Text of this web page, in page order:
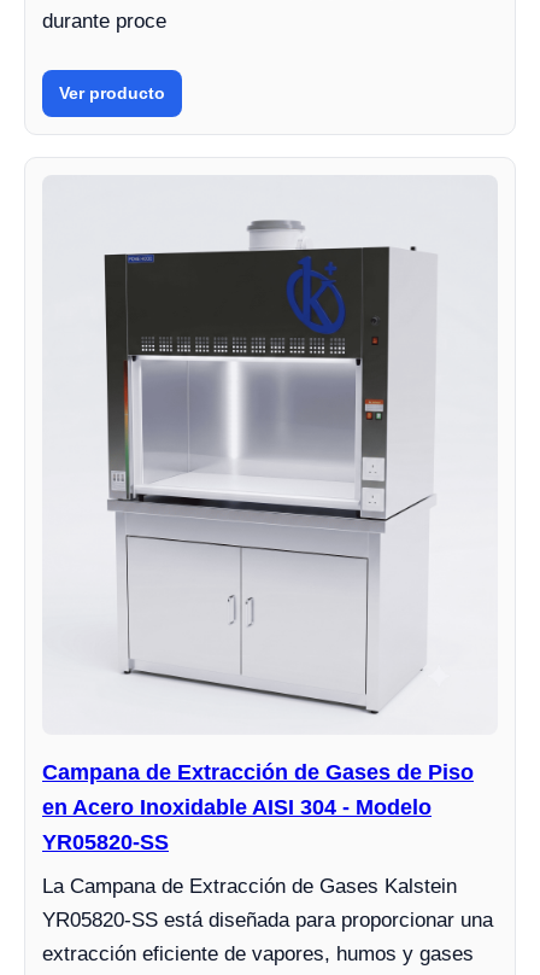
durante proce
Ver producto
Campana de Extracción de Gases de Piso
en Acero Inoxidable AISI 304 - Modelo
YR05820-SS
La Campana de Extracción de Gases Kalstein
YR05820-SS está diseñada para proporcionar una
extracción eficiente de vapores, humos y gases